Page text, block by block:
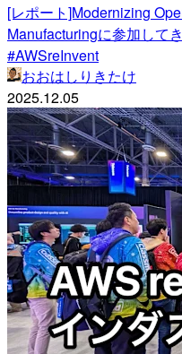
[レポート]Modernizing
Manufacturingに参加して
#AWSreInvent
おおはしりきたけ
2025.12.05